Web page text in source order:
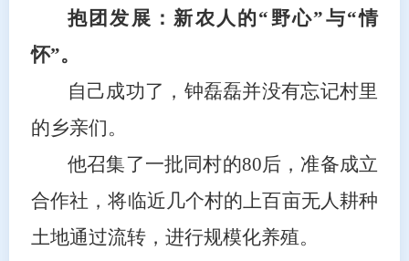
抱团发展：新农人的“野心”与“情
怀”。
自己成功了，钟磊磊并没有忘记村里
的乡亲们。
他召集了一批同村的80后，准备成立
合作社，将临近几个村的上百亩无人耕种
土地通过流转，进行规模化养殖。